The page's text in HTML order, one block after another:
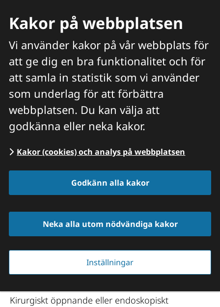
Kakor på webbplatsen
Vi använder kakor på vår webbplats för
att ge dig en bra funktionalitet och för
att samla in statistik som vi använder
som underlag för att förbättra
webbplatsen. Du kan välja att
godkänna eller neka kakor.
Kakor (cookies) och analys på webbplatsen
Godkänn alla kakor
Neka alla utom nödvändiga kakor
Inställningar
Meny Hitta veterinär Sök
Start / Våra priser och tjänster / Gastro
Enterotomi | HUND
Främmande
kropp/föremål
operation hund
18 455 kr
Kirurgiskt öppnande eller endoskopiskt